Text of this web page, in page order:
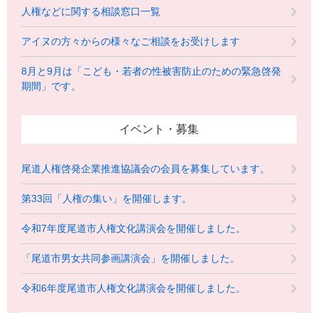
人権などに関する相談窓口一覧
アイヌの方々からの様々なご相談をお受けします
8月と9月は「こども・若者の性被害防止のための緊急啓発
期間」です。
イベント・募集
尾道人権啓発企業推進協議会の会員を募集しています。
第33回「人権の集い」を開催します。
令和7年度尾道市人権文化講演会を開催しました。
「尾道市男女共同参画講演会」を開催しました。
令和6年度尾道市人権文化講演会を開催しました。